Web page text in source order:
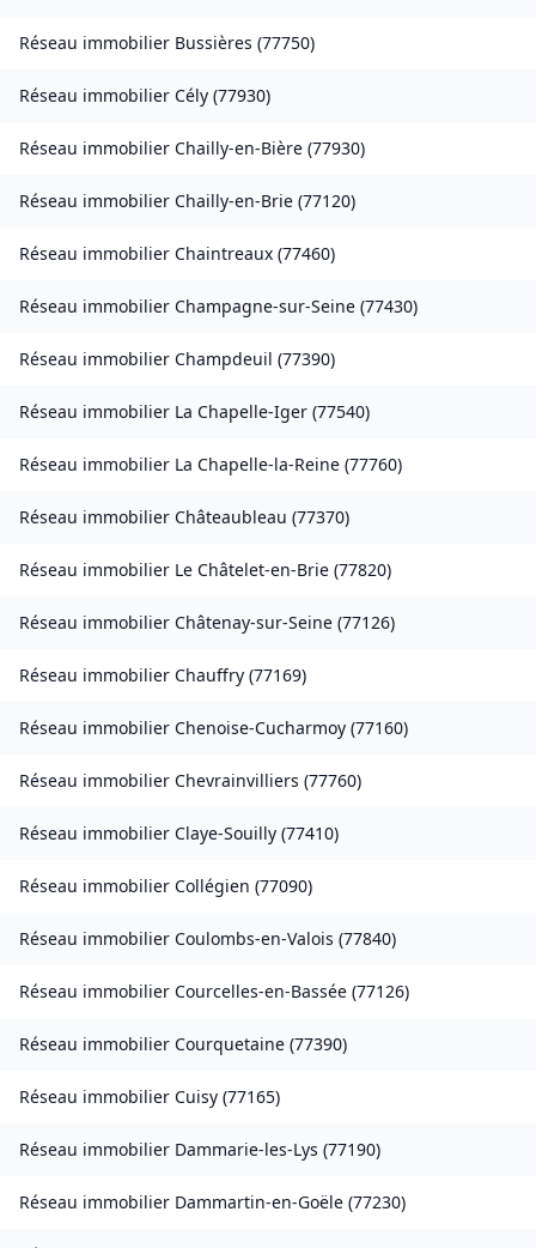
Réseau immobilier Bussières (77750)
Réseau immobilier Cély (77930)
Réseau immobilier Chailly-en-Bière (77930)
Réseau immobilier Chailly-en-Brie (77120)
Réseau immobilier Chaintreaux (77460)
Réseau immobilier Champagne-sur-Seine (77430)
Réseau immobilier Champdeuil (77390)
Réseau immobilier La Chapelle-Iger (77540)
Réseau immobilier La Chapelle-la-Reine (77760)
Réseau immobilier Châteaubleau (77370)
Réseau immobilier Le Châtelet-en-Brie (77820)
Réseau immobilier Châtenay-sur-Seine (77126)
Réseau immobilier Chauffry (77169)
Réseau immobilier Chenoise-Cucharmoy (77160)
Réseau immobilier Chevrainvilliers (77760)
Réseau immobilier Claye-Souilly (77410)
Réseau immobilier Collégien (77090)
Réseau immobilier Coulombs-en-Valois (77840)
Réseau immobilier Courcelles-en-Bassée (77126)
Réseau immobilier Courquetaine (77390)
Réseau immobilier Cuisy (77165)
Réseau immobilier Dammarie-les-Lys (77190)
Réseau immobilier Dammartin-en-Goële (77230)